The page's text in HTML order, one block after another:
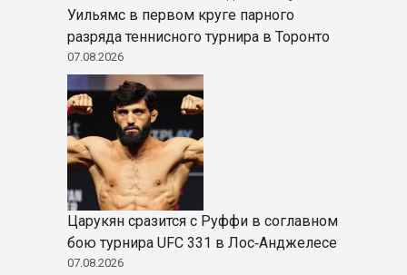
Уильямс в первом круге парного
разряда теннисного турнира в Торонто
07.08.2026
Царукян сразится с Руффи в соглавном
бою турнира UFC 331 в Лос‑Анджелесе
07.08.2026